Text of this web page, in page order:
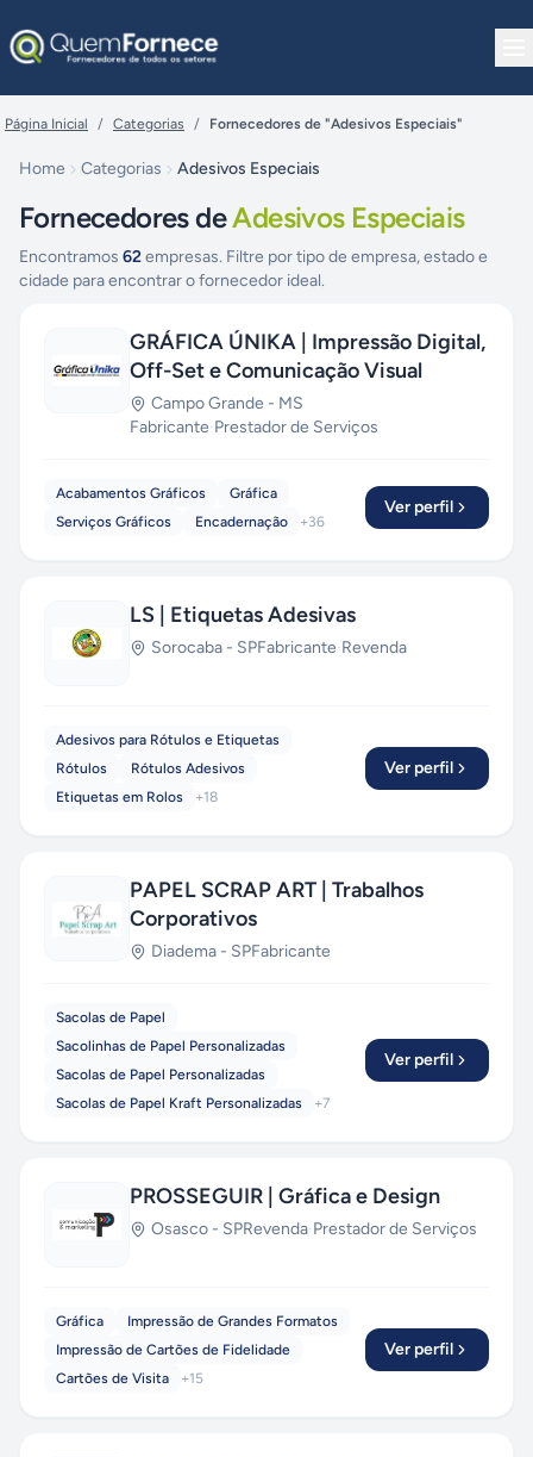
Página Inicial / Categorias / Fornecedores de "Adesivos Especiais"
Home Categorias Adesivos Especiais
Fornecedores deAdesivos Especiais
Encontramos 62empresas. Filtre por tipo de empresa, estado e
cidade para encontrar o fornecedor ideal.
GRÁFICA ÚNIKA | Impressão Digital,
Off-Set e Comunicação Visual
Campo Grande - MS
Fabricante·Prestador de Serviços
Acabamentos Gráficos
Gráfica
Serviços Gráficos
Encadernação +36
Ver perfil
LS | Etiquetas Adesivas
Sorocaba - SPFabricante·Revenda
Adesivos para Rótulos e Etiquetas
Rótulos
Rótulos Adesivos
Etiquetas em Rolos
+18
Ver perfil
PAPEL SCRAP ART | Trabalhos
Corporativos
Diadema - SPFabricante
Sacolas de Papel
Sacolinhas de Papel Personalizadas
Sacolas de Papel Personalizadas
Sacolas de Papel Kraft Personalizadas
+7
Ver perfil
PROSSEGUIR | Gráfica e Design
Osasco - SPRevenda·Prestador de Serviços
Gráfica
Impressão de Grandes Formatos
Impressão de Cartões de Fidelidade
Cartões de Visita
+15
Ver perfil